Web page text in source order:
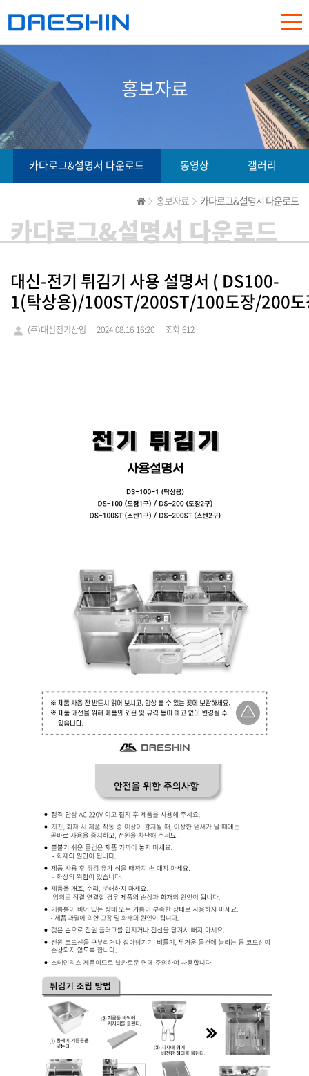
홍보자료
카다로그&설명서 다운로드 동영상 갤러리
홍보자료 카다로그&설명서 다운로드
카다로그&설명서 다운로드
대신-전기 튀김기 사용 설명서 ( DS100-
1(탁상용)/100ST/200ST/100도장/200
(주)대신전기산업 2024.08.16 16:20 조회 612